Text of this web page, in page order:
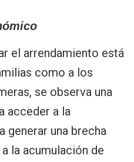
el arrendamiento está
como a los
se observa una
acceder a la
generar una brecha
la acumulación de